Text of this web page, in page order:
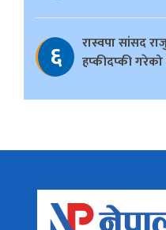
६
रास्वपा सांसद
हप्कीदप्की